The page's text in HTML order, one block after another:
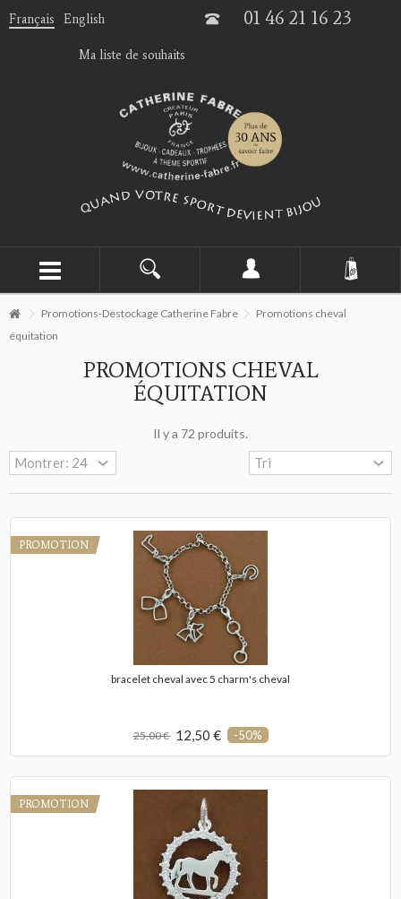
Français English 01 46 21 16 23
Ma liste de souhaits
Promotions-Destockage Catherine Fabre
Promotions cheval
équitation
PROMOTIONS CHEVAL
ÉQUITATION
Il y a 72 produits.
PROMOTION
bracelet cheval avec 5 charm's cheval
25,00 € 12,50 € -50%
PROMOTION